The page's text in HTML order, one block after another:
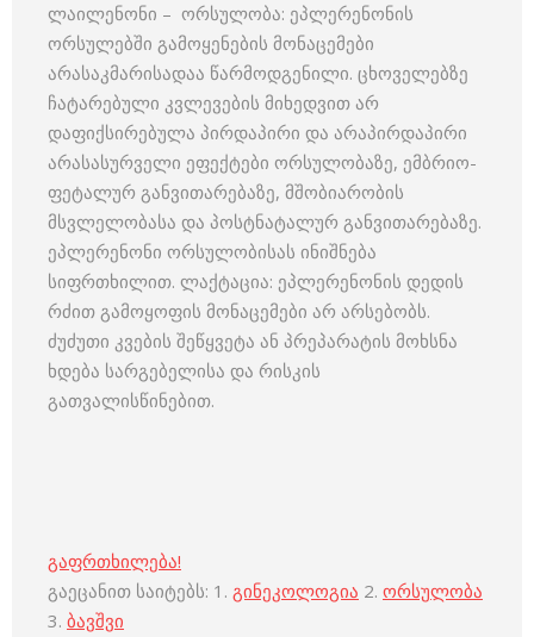
ლაილენონი – ორსულობა: ეპლერენონის
ორსულებში გამოყენების მონაცემები
არასაკმარისადაა წარმოდგენილი. ცხოველებზე
ჩატარებული კვლევების მიხედვით არ
დაფიქსირებულა პირდაპირი და არაპირდაპირი
არასასურველი ეფექტები ორსულობაზე, ემბრიო-
ფეტალურ განვითარებაზე, მშობიარობის
მსვლელობასა და პოსტნატალურ განვითარებაზე.
ეპლერენონი ორსულობისას ინიშნება
სიფრთხილით. ლაქტაცია: ეპლერენონის დედის
რძით გამოყოფის მონაცემები არ არსებობს.
ძუძუთი კვების შეწყვეტა ან პრეპარატის მოხსნა
ხდება სარგებელისა და რისკის
გათვალისწინებით.
გაფრთხილება!
გაეცანით საიტებს: 1. გინეკოლოგია 2. ორსულობა
3. ბავშვი